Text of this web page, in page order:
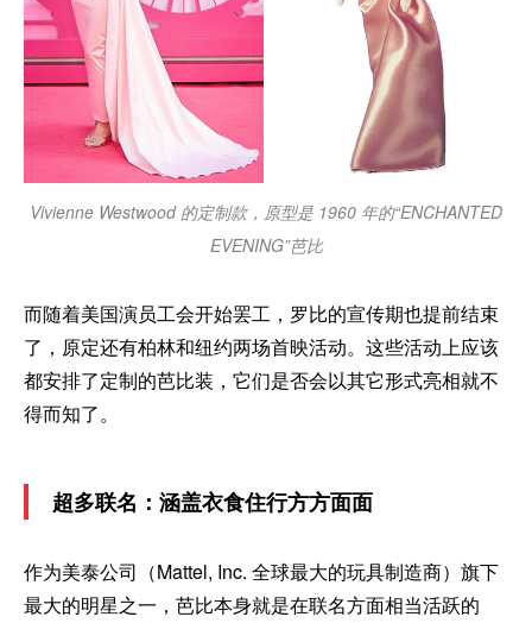
Vivienne Westwood 的定制款，原型是 1960 年的“ENCHANTED
EVENING”芭比
而随着美国演员工会开始罢工，罗比的宣传期也提前结束
了，原定还有柏林和纽约两场首映活动。这些活动上应该
都安排了定制的芭比装，它们是否会以其它形式亮相就不
得而知了。
超多联名：涵盖衣食住行方方面面
作为美泰公司（Mattel, Inc. 全球最大的玩具制造商）旗下
最大的明星之一，芭比本身就是在联名方面相当活跃的